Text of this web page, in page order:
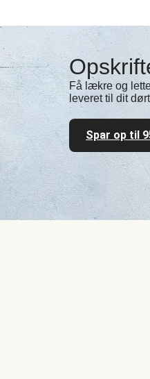
Få lækre og
leveret til dit
Spar op til